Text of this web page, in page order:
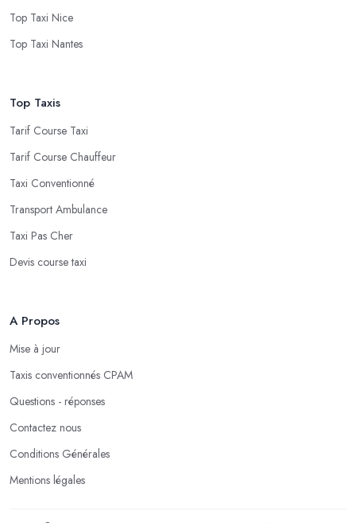
Top Taxi Nice
Top Taxi Nantes
Top Taxis
Tarif Course Taxi
Tarif Course Chauffeur
Taxi Conventionné
Transport Ambulance
Taxi Pas Cher
Devis course taxi
A Propos
Mise à jour
Taxis conventionnés CPAM
Questions - réponses
Contactez nous
Conditions Générales
Mentions légales